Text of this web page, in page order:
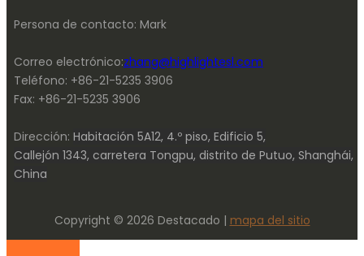
Persona de contacto: Mark
Correo electrónico:zhang@highlightesl.com
Teléfono: +86-21-5235 3906
Fax: +86-21-5235 3906
Dirección: Habitación 5A12, 4.º piso, Edificio 5,
Callejón 1343, carretera Tongpu, distrito de Putuo, Shanghái,
China
Copyright © 2026 Destacado | mapa del sitio